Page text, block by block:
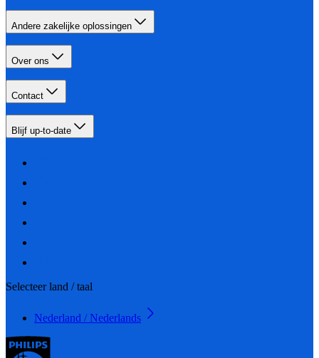
Andere zakelijke oplossingen
Over ons
Contact
Blijf up-to-date
Selecteer land / taal
Nederland / Nederlands